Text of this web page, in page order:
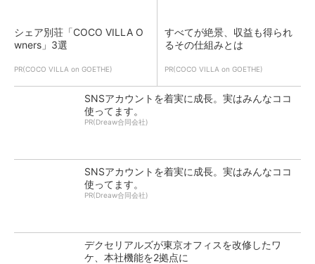
シェア別荘「COCO VILLA O
wners」3選
PR(COCO VILLA on GOETHE)
すべてが絶景、収益も得られ
るその仕組みとは
PR(COCO VILLA on GOETHE)
SNSアカウントを着実に成長。実はみんなココ
使ってます。
PR(Dreaw合同会社)
SNSアカウントを着実に成長。実はみんなココ
使ってます。
PR(Dreaw合同会社)
デクセリアルズが東京オフィスを改修したワ
ケ、本社機能を2拠点に